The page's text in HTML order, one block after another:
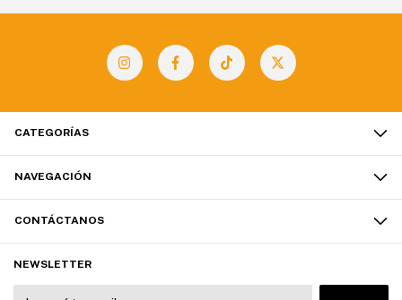
CATEGORÍAS
NAVEGACIÓN
CONTÁCTANOS
NEWSLETTER